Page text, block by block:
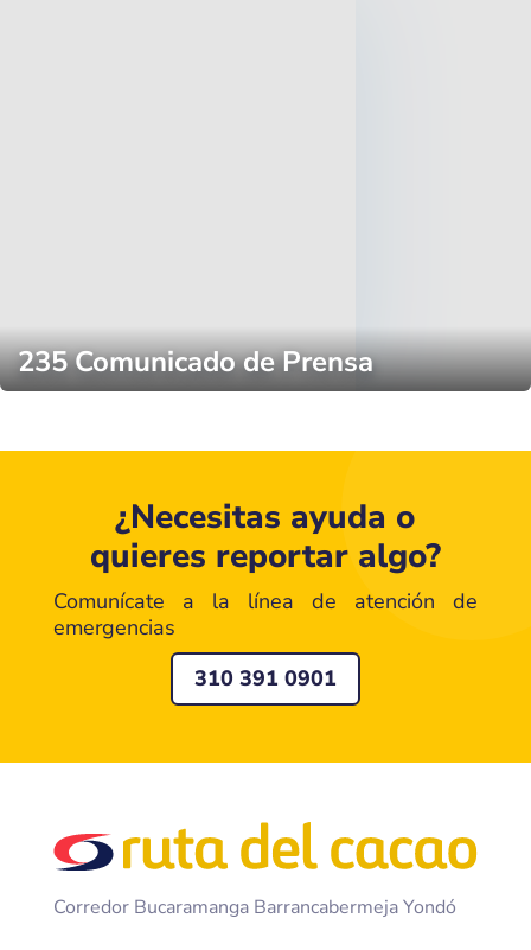
235 Comunicado de Prensa
¿Necesitas ayuda o
quieres reportar algo?
Comunícate a la línea de atención de
emergencias
310 391 0901
Corredor Bucaramanga Barrancabermeja Yondó